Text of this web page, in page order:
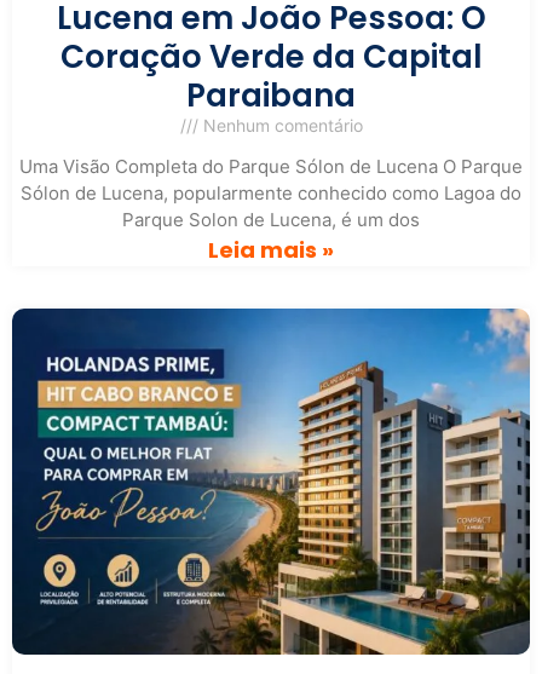
Lucena em João Pessoa: O
Coração Verde da Capital
Paraibana
Nenhum comentário
Uma Visão Completa do Parque Sólon de Lucena O Parque
Sólon de Lucena, popularmente conhecido como Lagoa do
Parque Solon de Lucena, é um dos
Leia mais »